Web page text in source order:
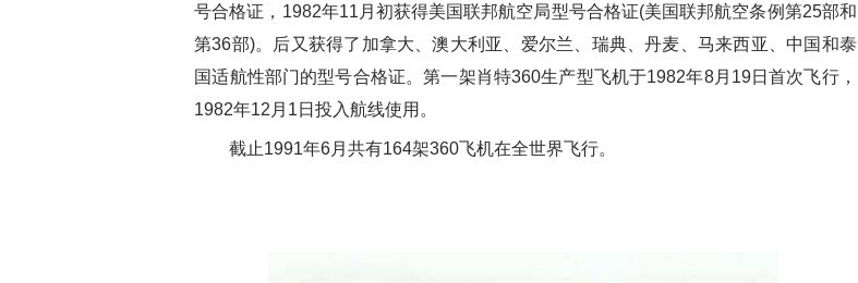
号合格证，1982年11月初获得美国联邦航空局型号合格证(美国联邦航空条例第25部和
第36部)。后又获得了加拿大、澳大利亚、爱尔兰、瑞典、丹麦、马来西亚、中国和泰
国适航性部门的型号合格证。第一架肖特360生产型飞机于1982年8月19日首次飞行，
1982年12月1日投入航线使用。
截止1991年6月共有164架360飞机在全世界飞行。